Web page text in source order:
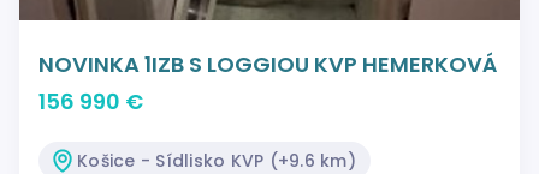
NOVINKA 1IZB S LOGGIOU KVP HEMERKOVÁ
156 990 €
Košice - Sídlisko KVP (+9.6 km)